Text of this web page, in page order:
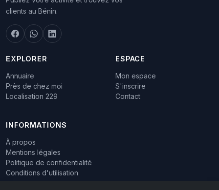
clients au Bénin.
EXPLORER
Annuaire
Près de chez moi
Localisation 229
ESPACE
Mon espace
S'inscrire
Contact
INFORMATIONS
À propos
Mentions légales
Politique de confidentialité
Conditions d'utilisation